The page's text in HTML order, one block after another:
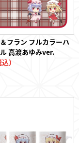
フラン フルカラーハ
高渡あゆみver.
）